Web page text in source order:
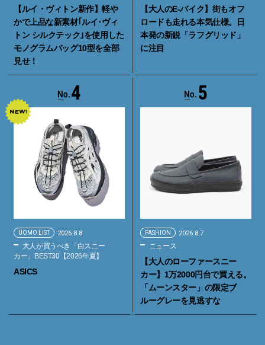
【ルイ・ヴィトン新作】軽や
かで上品な新素材｢ルイ･ヴィ
トン シルクテック｣を使用した
モノグラムバッグ10型を全部
見せ！
【大人のE-バイク】街もオフ
ロードも走れる本気仕様。日
本発の新鋭「ラフグリッド」
に注目
4
UOMO LIST 2026.8.8
大人が買うべき「白スニー
カー」BEST30【2026年夏】
ASICS
5
FASHION 2026.8.7
ニュース
【大人のローファースニー
カー】1万2000円台で買える。
「ムーンスター」の限定ブ
ルーグレーを見逃すな